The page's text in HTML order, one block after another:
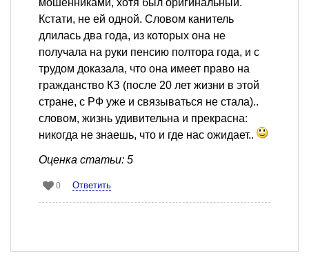
мошенниками, хотя был оригинальный.
Кстати, не ей одной. Словом канитель
длилась два года, из которых она не
получала на руки пенсию полтора года, и с
трудом доказала, что она имеет право на
гражданство КЗ (после 20 лет жизни в этой
стране, с РФ уже и связываться не стала)..
словом, жизнь удивительна и прекрасна:
никогда не знаешь, что и где нас ожидает..
Оценка статьи: 5
0 Ответить